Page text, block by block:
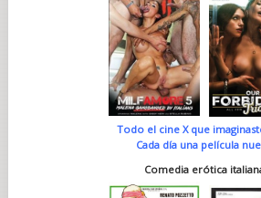
Todo el cine X que
Cada día una película
Comedia erótica